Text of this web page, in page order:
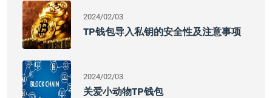
2024/02/03
TP钱包导入私钥的安全性及注意事项
2024/02/03
关爱小动物TP钱包